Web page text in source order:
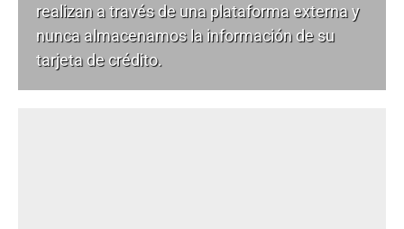
realizan a través de una plataforma externa y
nunca almacenamos la información de su
tarjeta de crédito.